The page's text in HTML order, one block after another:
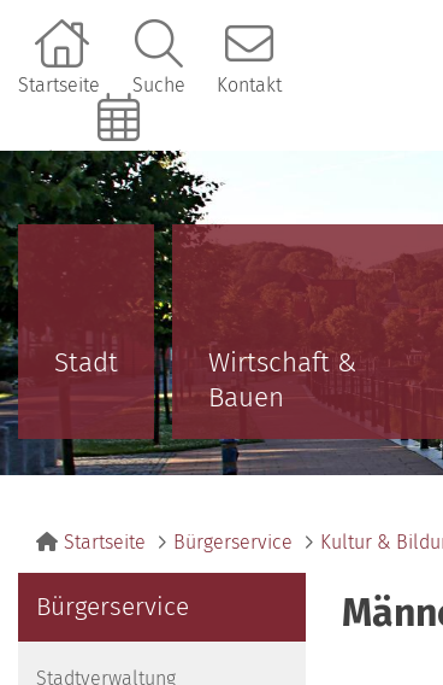
Startseite Suche Kontakt
Online-Terminbuchung
Stadt
Wirtschaft &
Bauen
Startseite Bürgerservice Kultur &
Bürgerservice
Stadtverwaltung